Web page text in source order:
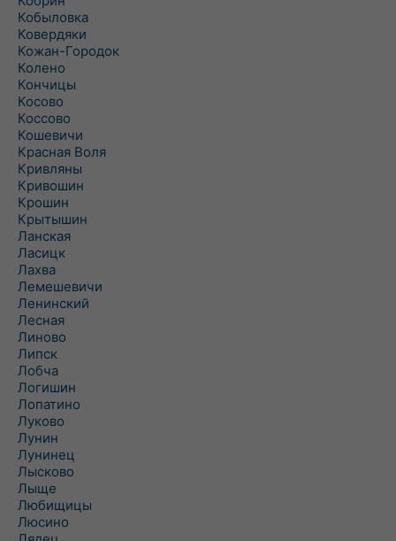
Кобыловка
Ковердяки
Кожан-Городок
Колено
Кончицы
Косово
Коссово
Кошевичи
Красная Воля
Кривляны
Кривошин
Крошин
Крытышин
Ланская
Ласицк
Лахва
Лемешевичи
Ленинский
Лесная
Линово
Липск
Лобча
Логишин
Лопатино
Луково
Лунин
Лунинец
Лысково
Лыще
Любищицы
Люсино